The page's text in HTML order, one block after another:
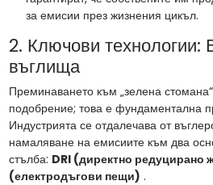
за емисии през жизнения цикъл.
2. Ключови технологии:
въглища
Преминаването към „зелена
подобрение; това е фундаментална
Индустрията се отдалечава от
намаляване на емисиите към два
стълба: DRI (директно редуцирано
(електродъгови пещи) .